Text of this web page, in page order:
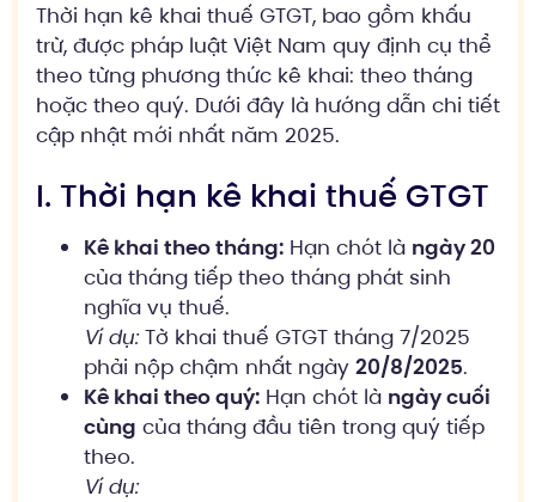
Thời hạn kê khai thuế GTGT, bao gồm khấu
trừ, được pháp luật Việt Nam quy định cụ thể
theo từng phương thức kê khai: theo tháng
hoặc theo quý. Dưới đây là hướng dẫn chi tiết
cập nhật mới nhất năm 2025.
I. Thời hạn kê khai thuế GTGT
Kê khai theo tháng: Hạn chót là ngày 20
của tháng tiếp theo tháng phát sinh
nghĩa vụ thuế.
Ví dụ:Tờ khai thuế GTGT tháng 7/2025
phải nộp chậm nhất ngày 20/8/2025.
Kê khai theo quý: Hạn chót là ngày cuối
cùng của tháng đầu tiên trong quý tiếp
theo.
Ví dụ: